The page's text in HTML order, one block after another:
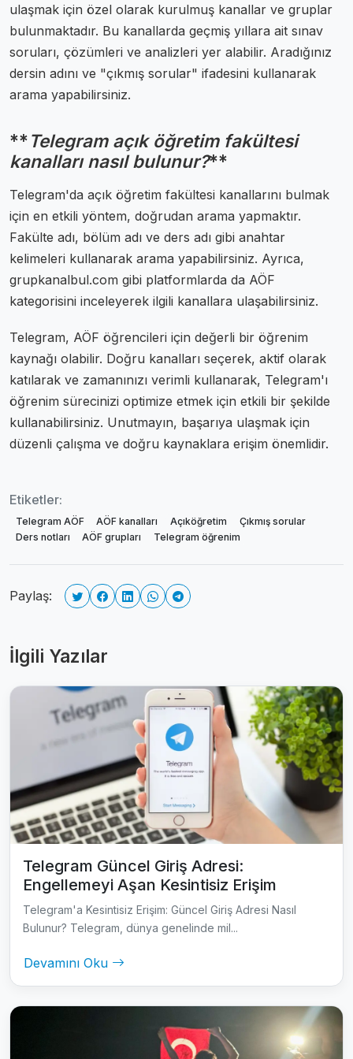
ulaşmak için özel olarak kurulmuş kanallar ve gruplar
bulunmaktadır. Bu kanallarda geçmiş yıllara ait sınav
soruları, çözümleri ve analizleri yer alabilir. Aradığınız
dersin adını ve "çıkmış sorular" ifadesini kullanarak
arama yapabilirsiniz.
**Telegram açık öğretim fakültesi
kanalları nasıl bulunur?**
Telegram'da açık öğretim fakültesi kanallarını bulmak
için en etkili yöntem, doğrudan arama yapmaktır.
Fakülte adı, bölüm adı ve ders adı gibi anahtar
kelimeleri kullanarak arama yapabilirsiniz. Ayrıca,
grupkanalbul.com gibi platformlarda da AÖF
kategorisini inceleyerek ilgili kanallara ulaşabilirsiniz.
Telegram, AÖF öğrencileri için değerli bir öğrenim
kaynağı olabilir. Doğru kanalları seçerek, aktif olarak
katılarak ve zamanınızı verimli kullanarak, Telegram'ı
öğrenim sürecinizi optimize etmek için etkili bir şekilde
kullanabilirsiniz. Unutmayın, başarıya ulaşmak için
düzenli çalışma ve doğru kaynaklara erişim önemlidir.
Etiketler:
Telegram AÖF AÖF kanalları Açıköğretim
Çıkmış sorular
Ders notları
AÖF grupları Telegram öğrenim
Paylaş:
İlgili Yazılar
Telegram Güncel Giriş Adresi:
Engellemeyi Aşan Kesintisiz Erişim
Telegram'a Kesintisiz Erişim: Güncel Giriş Adresi Nasıl
Bulunur? Telegram, dünya genelinde mil...
Devamını Oku